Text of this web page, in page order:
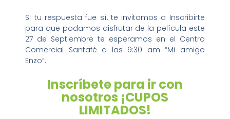
Si tu respuesta fue sí, te invitamos a Inscribirte
para que podamos disfrutar de la película este
27 de Septiembre te esperamos en el Centro
Comercial Santafé a las 9:30 am “Mi amigo
Enzo”.
Inscríbete para ir con
nosotros ¡CUPOS
LIMITADOS!